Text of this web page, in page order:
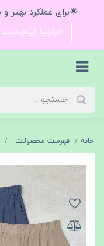
🌟برای عملکرد بهتر
حراجیا
خانه فهرست محصولات